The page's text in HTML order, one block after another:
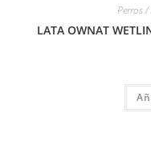
Perros
LATA OWNAT